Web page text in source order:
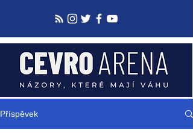
Příspěvek